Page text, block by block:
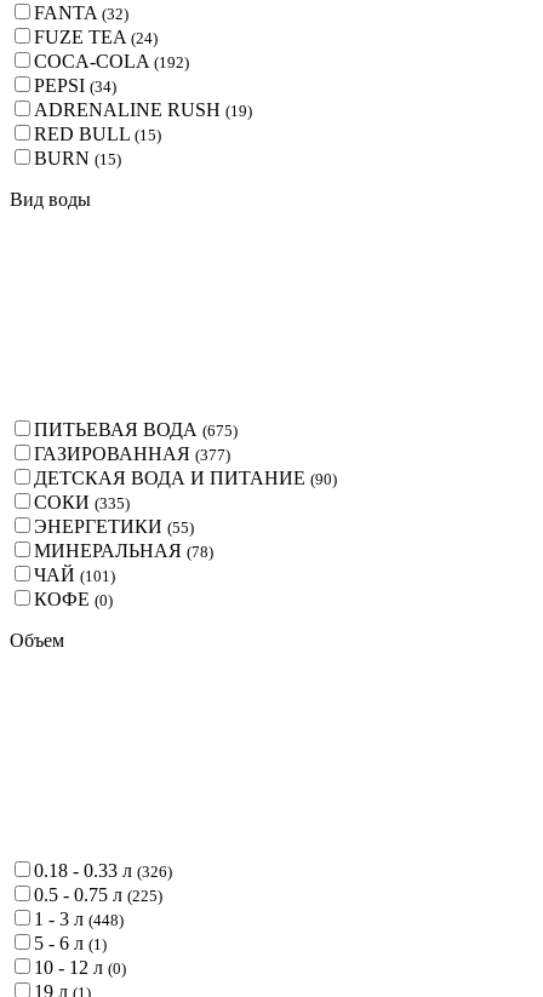
FANTA (32)
FUZE TEA (24)
COCA-COLA (192)
PEPSI (34)
ADRENALINE RUSH (19)
RED BULL (15)
BURN (15)
Вид воды
ПИТЬЕВАЯ ВОДА (675)
ГАЗИРОВАННАЯ (377)
ДЕТСКАЯ ВОДА И ПИТАНИЕ (90)
СОКИ (335)
ЭНЕРГЕТИКИ (55)
МИНЕРАЛЬНАЯ (78)
ЧАЙ (101 )
КОФЕ (0)
Объем
0.18 - 0.33 л (326)
0.5 - 0.75 л (225)
1 - 3 л (448)
5 - 6 л (1 )
10 - 12 л (0)
19 л (1 )